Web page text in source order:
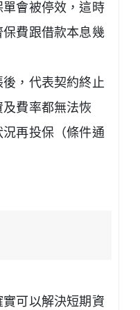
會被停效，這時
費跟借款本息幾
，代表契約終止
費率都無法恢
再投保（條件通
可以解決短期資